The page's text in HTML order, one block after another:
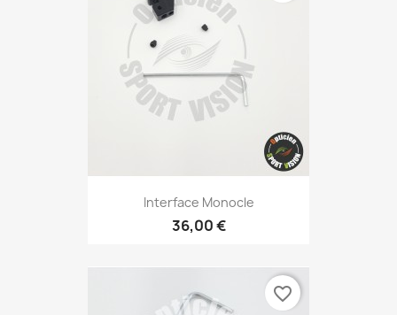
Interface Monocle
36,00 €
favorite_border